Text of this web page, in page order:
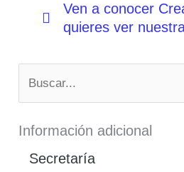
Ven a conocer
quieres ver
Información adicional
Secretaría